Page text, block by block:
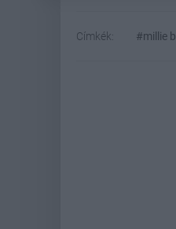
Címkék: #millie